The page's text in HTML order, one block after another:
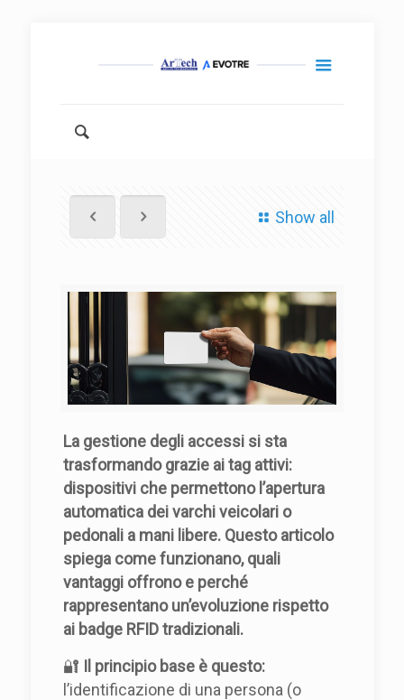
Show all
La gestione degli accessi si sta
trasformando grazie ai tag attivi:
dispositivi che permettono l’apertura
automatica dei varchi veicolari o
pedonali a mani libere. Questo articolo
spiega come funzionano, quali
vantaggi offrono e perché
rappresentano un’evoluzione rispetto
ai badge RFID tradizionali.
🔐 Il principio base è questo:
l’identificazione di una persona (o